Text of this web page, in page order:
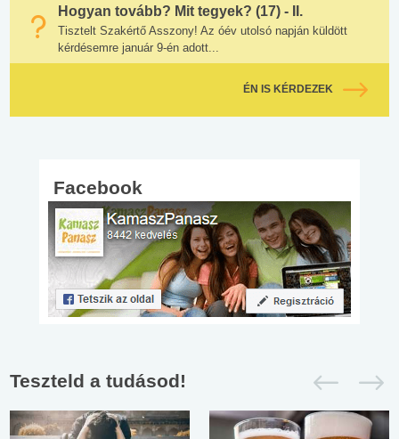
Hogyan tovább? Mit tegyek? (17) - II.
Tisztelt Szakértő Asszony! Az óév utolsó napján küldött
kérdésemre január 9-én adott...
ÉN IS KÉRDEZEK
Facebook
Teszteld a tudásod!